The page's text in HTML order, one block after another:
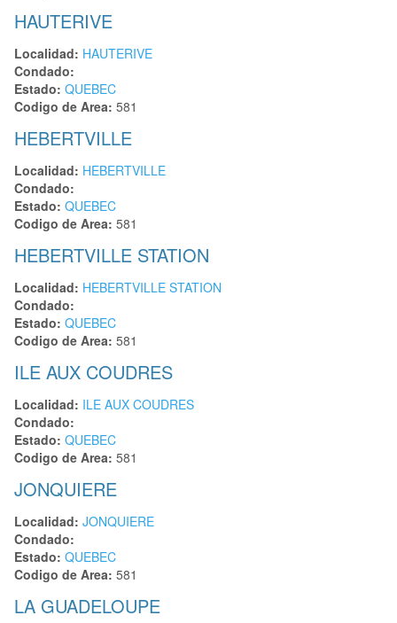
HAUTERIVE
Localidad: HAUTERIVE
Condado:
Estado: QUEBEC
Codigo de Area: 581
HEBERTVILLE
Localidad: HEBERTVILLE
Condado:
Estado: QUEBEC
Codigo de Area: 581
HEBERTVILLE STATION
Localidad: HEBERTVILLE STATION
Condado:
Estado: QUEBEC
Codigo de Area: 581
ILE AUX COUDRES
Localidad: ILE AUX COUDRES
Condado:
Estado: QUEBEC
Codigo de Area: 581
JONQUIERE
Localidad: JONQUIERE
Condado:
Estado: QUEBEC
Codigo de Area: 581
LA GUADELOUPE